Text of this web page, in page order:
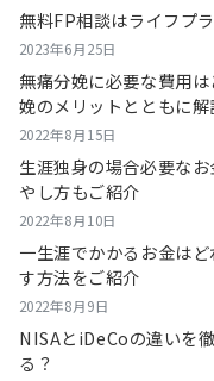
無料FP相談はライフプ
2023年6月25日
無痛分娩に必要な費用
娩のメリットとともに解
2022年8月15日
生涯独身の場合必要な
やし方もご紹介
2022年8月10日
一生涯でかかるお金は
す方法をご紹介
2022年8月9日
NISAとiDeCoの違いを
る？